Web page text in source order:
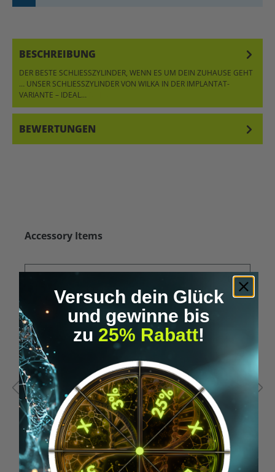
BESCHREIBUNG
DER BESTE SCHLIESSZYLINDER, WENN ES UM DEIN ZUHAUSE GEHT …
UNSER SCHLIESSZYLINDER VON WILKA IN DER IMPLANTAT-VA
RIANTE – IDEAL…
BEWERTUNGEN
Produktgalerie überspringen
Accessory Items
Versuch dein Glück
und gewinne bis
zu 25% Rabatt!